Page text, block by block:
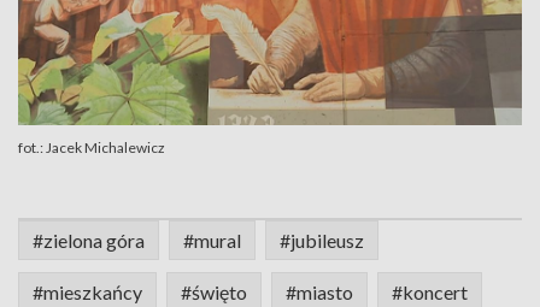
fot.: Jacek Michalewicz
#zielona góra #mural #jubileusz
#mieszkańcy #święto #miasto #koncert